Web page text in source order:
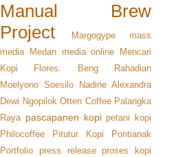
Manual Brew
Project
Margogype
mass
media Medan media online Mencari
Kopi Flores. Beng Rahadian
Moelyono Soesilo Nadine Alexandra
Dewi Ngopilok Otten Coffee Palangka
Raya pascapanen kopi petani kopi
Philocoffee
Pitutur Kopi
Pontianak
Portfolio press release proses kopi